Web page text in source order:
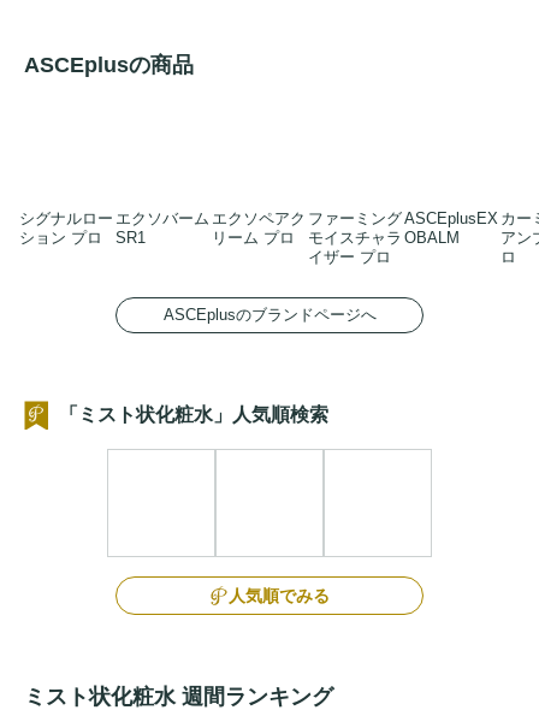
ASCEplusの商品
シグナルロー
ション プロ
エクソバーム
SR1
エクソペアク
リーム プロ
ファーミング
モイスチャラ
イザー プロ
ASCEplusEX
OBALM
カー
アン
ロ
ASCEplusのブランドページへ
「ミスト状化粧水」人気順検索
人気順でみる
ミスト状化粧水 週間ランキング